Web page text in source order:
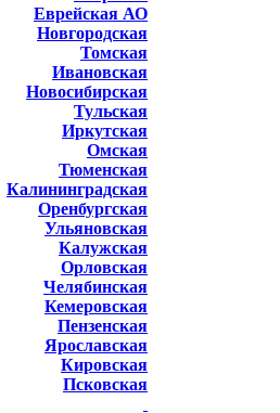
Еврейская АО
Новгородская
Томская
Ивановская
Новосибирская
Тульская
Иркутская
Омская
Тюменская
Калининградская
Оренбургская
Ульяновская
Калужская
Орловская
Челябинская
Кемеровская
Пензенская
Ярославская
Кировская
Псковская